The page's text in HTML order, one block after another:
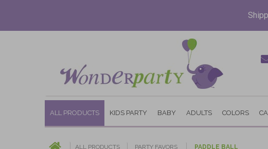
ALL PRODUCTS KIDS PARTY BABY ADULTS COLORS
ALL PRODUCTS PARTY FAVORS PADDLE BALL